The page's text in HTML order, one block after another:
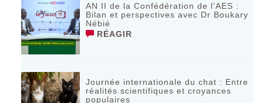
AN II de la Confédération de l’AES :
Bilan et perspectives avec Dr Boukary
Nébié
RÉAGIR
Journée internationale du chat : Entre
réalités scientifiques et croyances
populaires